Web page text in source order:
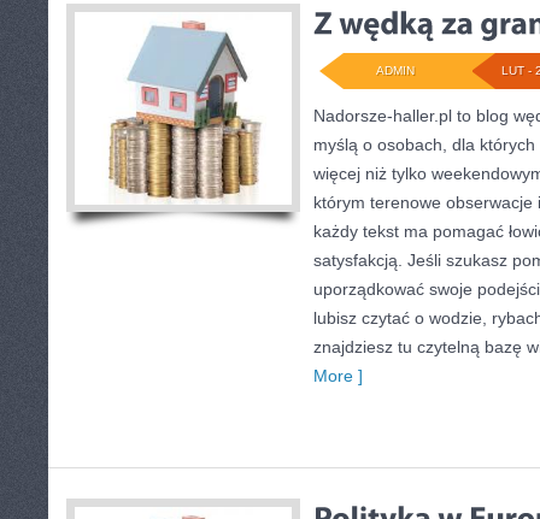
LUT -
ADMIN
Nadorsze-haller.pl to blog
myślą o osobach, dla których
więcej niż tylko
którym terenowe
każdy tekst ma pomagać
satysfakcją. Jeśli szukasz
uporządkować swoje
lubisz czytać o wodzie,
znajdziesz tu czytelną bazę
More ]